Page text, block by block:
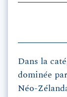
Dans la
dominée
Néo-